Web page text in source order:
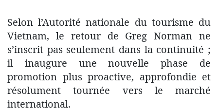
Selon l’Autorité nationale du tourisme du
Vietnam, le retour de Greg Norman ne
s’inscrit pas seulement dans la continuité ;
il inaugure une nouvelle phase de
promotion plus proactive, approfondie et
résolument tournée vers le marché
international.